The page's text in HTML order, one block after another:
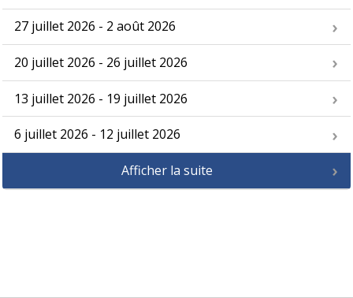
27 juillet 2026 - 2 août 2026
20 juillet 2026 - 26 juillet 2026
13 juillet 2026 - 19 juillet 2026
6 juillet 2026 - 12 juillet 2026
Afficher la suite